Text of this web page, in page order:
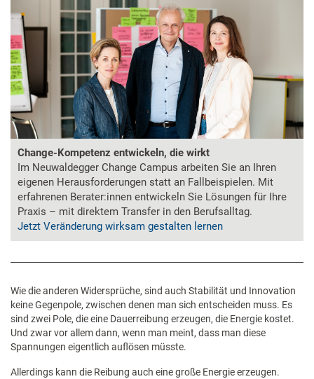
Change-Kompetenz entwickeln, die wirkt
Im Neuwaldegger Change Campus arbeiten Sie an Ihren
eigenen Herausforderungen statt an Fallbeispielen. Mit
erfahrenen Berater:innen entwickeln Sie Lösungen für Ihre
Praxis – mit direktem Transfer in den Berufsalltag.
Jetzt Veränderung wirksam gestalten lernen
Wie die anderen Widersprüche, sind auch Stabilität und Innovation
keine Gegenpole, zwischen denen man sich entscheiden muss. Es
sind zwei Pole, die eine Dauerreibung erzeugen, die Energie kostet.
Und zwar vor allem dann, wenn man meint, dass man diese
Spannungen eigentlich auflösen müsste.
Allerdings kann die Reibung auch eine große Energie erzeugen.